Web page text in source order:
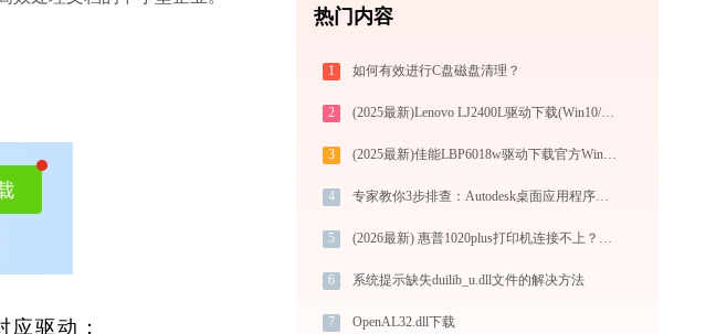
驱动；
热门内容
1 如何有效进行C盘磁盘清理？
2 (2025最新)Lenovo LJ2400L驱动下载(Win10/Win11)及图文安装教程
3 (2025最新)佳能LBP6018w驱动下载官方Win10/Win11
4 专家教你3步排查：Autodesk桌面应用程序卸载疑难杂症
5 (2026最新) 惠普1020plus打印机连接不上？试试这些方法 -金山毒霸
6 系统提示缺失duilib_u.dll文件的解决方法
7 OpenAL32.dll下载